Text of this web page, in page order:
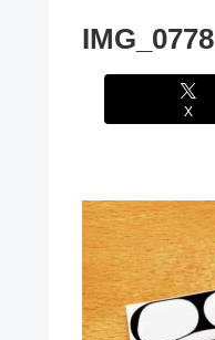
IMG_0778
X